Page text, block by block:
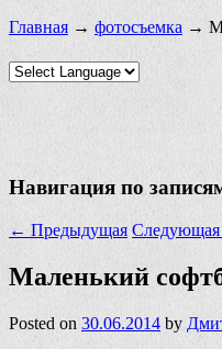
Главная → фотосъемка →
Навигация по
← Предыдущая Следующая
Маленький
Posted on 30.06.2014 by